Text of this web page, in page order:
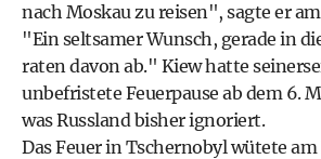
nach Moskau zu reisen", sagte er
"Ein seltsamer Wunsch, gerade in
raten davon ab." Kiew hatte
unbefristete Feuerpause ab dem 6.
was Russland bisher ignoriert.
Das Feuer in Tschernobyl wütete